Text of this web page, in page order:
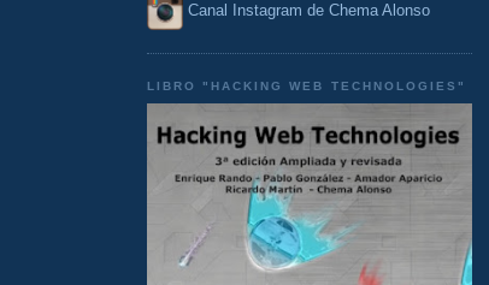
Canal Instagram de Chema Alonso
LIBRO "HACKING WEB TECHNOLOGIES"